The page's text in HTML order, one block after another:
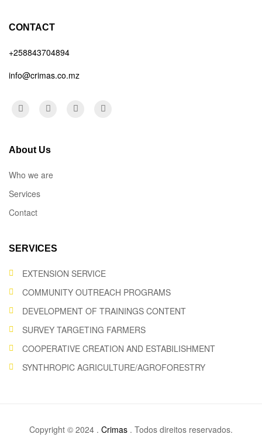
About Us
Who we are
Services
Contact
SERVICES
EXTENSION SERVICE
COMMUNITY OUTREACH PROGRAMS
DEVELOPMENT OF TRAININGS CONTENT
SURVEY TARGETING FARMERS
COOPERATIVE CREATION AND ESTABILISHMENT
SYNTHROPIC AGRICULTURE/AGROFORESTRY
CONTACT
+258843704894
info@crimas.co.mz
Copyright © 2024 . Crimas . Todos direitos reservados.